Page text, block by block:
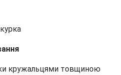
кружальцями товщиною